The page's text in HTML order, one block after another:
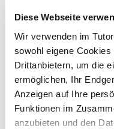
Diese Webseite
Wir verwenden im
sowohl eigene
Drittanbietern, um die
ermöglichen, Ihr
Anzeigen auf Ihre
Funktionen im
anzubieten und den
zu
Inhalt der